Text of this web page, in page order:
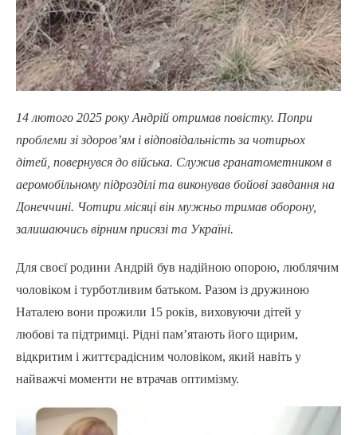
14 лютого 2025 року Андрій отримав повістку. Попри
проблеми зі здоров’ям і відповідальність за чотирьох
дітей, повернувся до війська. Служив гранатометником в
аеромобільному підрозділі та виконував бойові завдання на
Донеччині. Чотири місяці він мужньо тримав оборону,
залишаючись вірним присязі та Україні.
Для своєї родини Андрій був надійною опорою, люблячим
чоловіком і турботливим батьком. Разом із дружиною
Наталею вони прожили 15 років, виховуючи дітей у
любові та підтримці. Рідні пам’ятають його щирим,
відкритим і життєрадісним чоловіком, який навіть у
найважчі моменти не втрачав оптимізму.